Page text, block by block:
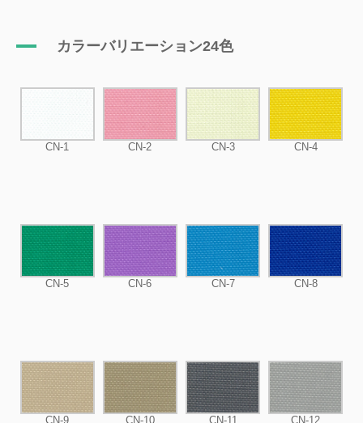
カラーバリエーション24色
CN-1 CN-2 CN-3 CN-4
CN-5 CN-6 CN-7 CN-8
CN-9 CN-10 CN-11 CN-12